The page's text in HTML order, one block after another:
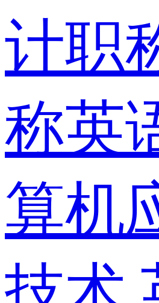
计职
称英
算机